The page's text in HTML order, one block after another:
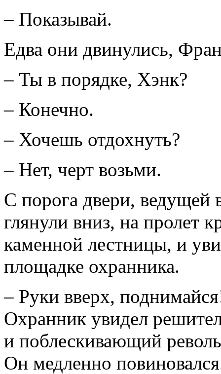
– Показывай.
Едва они двинулись,
– Ты в порядке, Хэнк?
– Конечно.
– Хочешь отдохнуть?
– Нет, черт возьми.
С порога двери, ведущей
глянули вниз, на пролет
каменной лестницы, и
площадке охранника.
– Руки вверх,
Охранник увидел
и поблескивающий
Он медленно